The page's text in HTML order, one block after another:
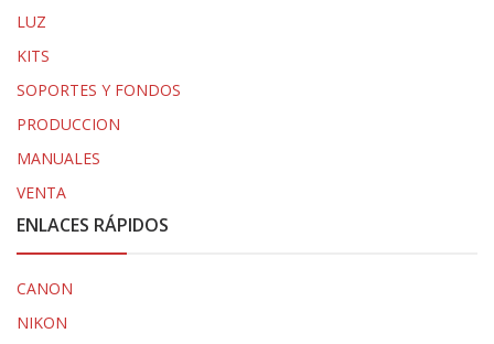
LUZ
KITS
SOPORTES Y FONDOS
PRODUCCION
MANUALES
VENTA
ENLACES RÁPIDOS
CANON
NIKON